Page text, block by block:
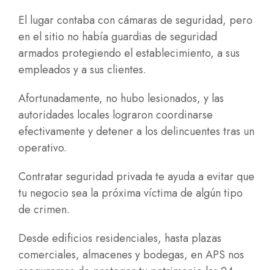
El lugar contaba con cámaras de seguridad, pero
en el sitio no había guardias de seguridad
armados protegiendo el establecimiento, a sus
empleados y a sus clientes.
Afortunadamente, no hubo lesionados, y las
autoridades locales lograron coordinarse
efectivamente y detener a los delincuentes tras un
operativo.
Contratar seguridad privada te ayuda a evitar que
tu negocio sea la próxima víctima de algún tipo
de crimen.
Desde edificios residenciales, hasta plazas
comerciales, almacenes y bodegas, en APS nos